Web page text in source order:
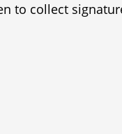
to collect